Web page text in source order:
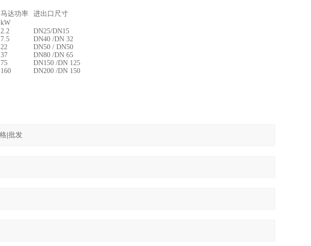
马达功率
进出口尺寸
kW
2.2
DN25/DN15
7.5
DN40 /DN 32
22
DN50 / DN50
37
DN80 /DN 65
75
DN150 /DN 125
160 DN200 /DN 150